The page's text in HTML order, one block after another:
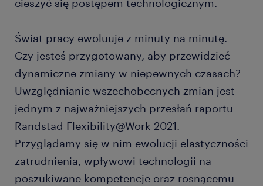
cieszyć się postępem technologicznym.
Świat pracy ewoluuje z minuty na minutę.
Czy jesteś przygotowany, aby przewidzieć
dynamiczne zmiany w niepewnych czasach?
Uwzględnianie wszechobecnych zmian jest
jednym z najważniejszych przesłań raportu
Randstad Flexibility@Work 2021.
Przyglądamy się w nim ewolucji elastyczności
zatrudnienia, wpływowi technologii na
poszukiwane kompetencje oraz rosnącemu